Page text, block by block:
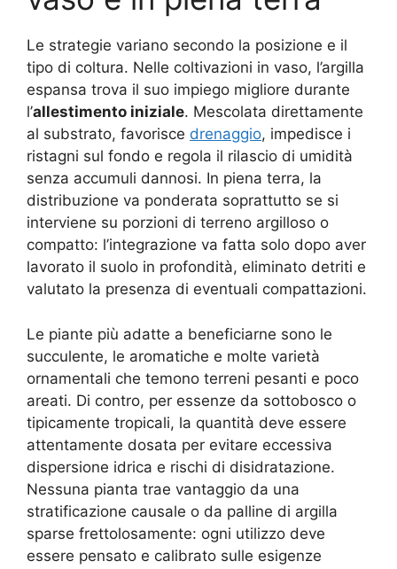
Le strategie variano secondo la posizione e il
tipo di coltura. Nelle coltivazioni in vaso, l’argilla
espansa trova il suo impiego migliore durante
l’allestimento iniziale. Mescolata direttamente
al substrato, favorisce drenaggio, impedisce i
ristagni sul fondo e regola il rilascio di umidità
senza accumuli dannosi. In piena terra, la
distribuzione va ponderata soprattutto se si
interviene su porzioni di terreno argilloso o
compatto: l’integrazione va fatta solo dopo aver
lavorato il suolo in profondità, eliminato detriti e
valutato la presenza di eventuali compattazioni.
Le piante più adatte a beneficiarne sono le
succulente, le aromatiche e molte varietà
ornamentali che temono terreni pesanti e poco
areati. Di contro, per essenze da sottobosco o
tipicamente tropicali, la quantità deve essere
attentamente dosata per evitare eccessiva
dispersione idrica e rischi di disidratazione.
Nessuna pianta trae vantaggio da una
stratificazione causale o da palline di argilla
sparse frettolosamente: ogni utilizzo deve
essere pensato e calibrato sulle esigenze